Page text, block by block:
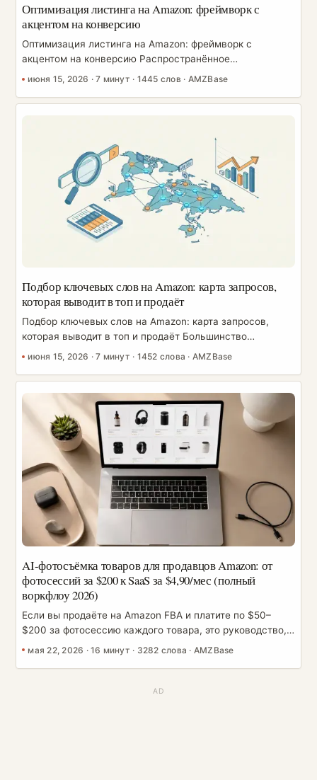
Оптимизация листинга на Amazon: фреймворк с
акцентом на конверсию
Оптимизация листинга на Amazon: фреймворк с
акцентом на конверсию Распространённое
заблуждение: «оптимизировать листинг» — значит
листинг Amazon делает две вещи одновременно: он
покупатели покупали. Набейте ключевые слова без
убеждения — и вы будете ранжироваться по трафику,
который никогда не конвертируется, а это снова потянет
ваш ранг вниз. Этот фреймворк рассматривает ваш
листинг как машину конверсии. Мы пройдём по
элементам один за другим — с шаблонами и готовым
чек-листом, который вы можете применить уже
июня 15, 2026 ·7 минут · 1445 слов· AMZBase
Подбор ключевых слов на Amazon: карта запросов,
которая выводит в топ и продаёт
Подбор ключевых слов на Amazon: карта запросов,
которая выводит в топ и продаёт Большинство
продавцов воспринимают подбор ключевых слов на
пару терминов в инструмент, копируют самые
высокочастотные слова в заголовок и идут дальше.
Такой подход оставляет деньги на столе. Ключевые
слова — фундамент и для органического ранжирования,
и для платного трафика, а цель не в том, чтобы собрать
как можно больше слов, — а в том, чтобы построить
структурированную карту запросов, которая точно
скажет, где должен находиться каждый термин и
почему. ...
июня 15, 2026 ·7 минут · 1452 слова · AMZBase
AI-фотосъёмка товаров для продавцов Amazon: от
фотосессий за $200 к SaaS за $4,90/мес (полный
воркфлоу 2026)
Если вы продаёте на Amazon FBA и платите по $50–
$200 за фотосессию каждого товара, это руководство,
вероятно, вас разозлит. Потому что за последние
фото товаров уровня Listing за малую долю прежней
мая 22, 2026 ·16 минут · 3282 слова · AMZBase